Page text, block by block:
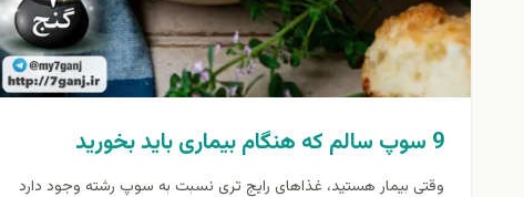
9 سوپ سالم که هنگام بیماری باید بخورید
وقتی بیمار هستید، غذاهای رایج تری نسبت به سوپ رشته وجود دارد